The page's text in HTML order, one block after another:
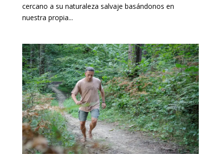
cercano a su naturaleza salvaje basándonos en
nuestra propia...